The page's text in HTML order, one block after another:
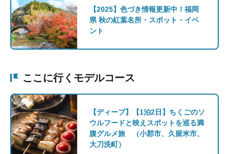
【2025】色づき情報更新中！福岡
県 秋の紅葉名所・スポット・イベ
ント
ここに行くモデルコース
【ディープ】【1泊2日】ちくごのソ
ウルフードと映えスポットを巡る満
腹グルメ旅 （小郡市、久留米市、
大刀洗町）